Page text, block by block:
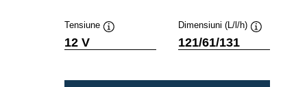
Tensiune
12 V
Dimensiuni (L/l/h)
121/61/131